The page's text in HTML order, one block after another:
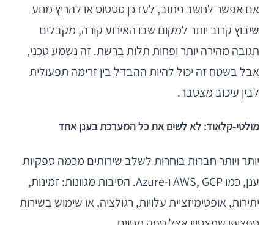
אם אפשר לחשב ניתוב, לעדכן סטטוס או להריץ מנוע
שיבוץ קרוב יותר למקום שבו האירוע קורה, מקבלים
תגובה מהירה יותר ופחות תלות ברשת. זה נשמע טכני,
אבל בשטח זה יכול להיות ההבדל בין זרימה תפעולית
לבין עיכוב מצטבר.
מולטי-קלאוד: לא לשים את כל המערכת בענן אחד
יותר ויותר חברות בוחרות לשלב שירותים מכמה ספקיות
ענן, כמו AWS, GCP ו-Azure. הסיבות מגוונות: זמינות,
יתירות, אופטימיזציית עלויות, רגולציה, או שימוש בשירות